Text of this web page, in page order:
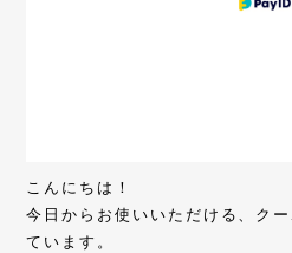
こんにちは！
今日からお使いいただける、ク
ています。